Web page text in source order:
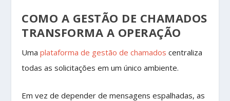
COMO A GESTÃO DE CHAMADOS
TRANSFORMA A OPERAÇÃO
Umaplataforma de gestão de chamadoscentraliza
todas as solicitações em um único ambiente.
Em vez de depender de mensagens espalhadas, as